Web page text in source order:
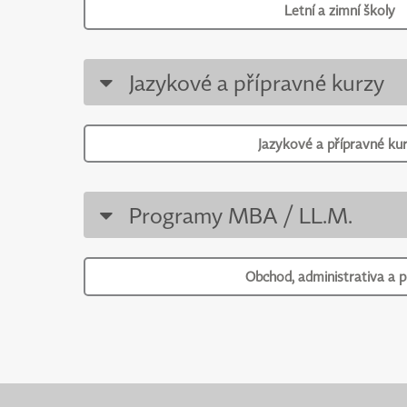
Letní a zimní školy
Jazykové a přípravné kurzy
Jazykové a přípravné
Programy MBA / LL.M.
Obchod, administrativa a